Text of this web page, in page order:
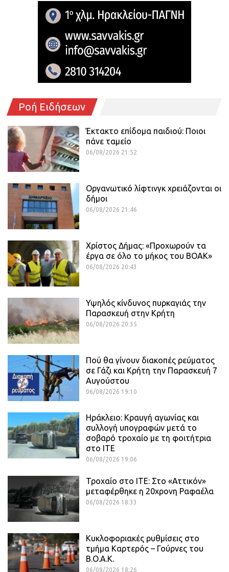
Ροή Ειδήσεων
Έκτακτο επίδομα παιδιού: Ποιοι
πάνε ταμείο
06/08/2026 21:52
Οργανωτικό λίφτινγκ χρειάζονται οι
δήμοι
06/08/2026 21:46
Χρίστος Δήμας: «Προχωρούν τα
έργα σε όλο το μήκος του ΒΟΑΚ»
06/08/2026 20:43
Υψηλός κίνδυνος πυρκαγιάς την
Παρασκευή στην Κρήτη
06/08/2026 20:35
Πού θα γίνουν διακοπές ρεύματος
σε Γάζι και Κρήτη την Παρασκευή 7
Αυγούστου
06/08/2026 19:10
Ηράκλειο: Κραυγή αγωνίας και
συλλογή υπογραφών μετά το
σοβαρό τροχαίο με τη φοιτήτρια
στο ΙΤΕ
06/08/2026 19:06
Τροχαίο στο ΙΤΕ: Στο «Αττικόν»
μεταφέρθηκε η 20χρονη Ραφαέλα
06/08/2026 18:33
Κυκλοφοριακές ρυθμίσεις στο
τμήμα Καρτερός – Γούρνες του
Β.Ο.Α.Κ.
06/08/2026 18:26